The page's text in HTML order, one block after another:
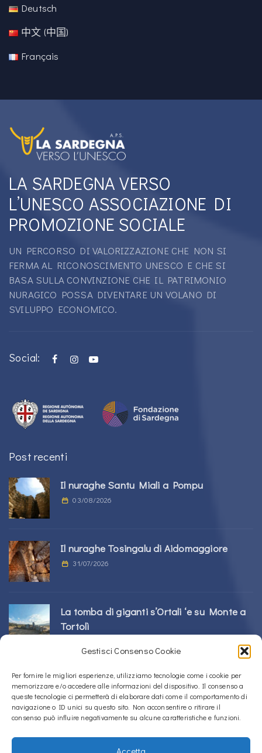
Gestisci Consenso Cookie
Per fornire le migliori esperienze, utilizziamo tecnologie come i cookie per
memorizzare e/o accedere alle informazioni del dispositivo. Il consenso a
queste tecnologie ci permetterà di elaborare dati come il comportamento di
navigazione o ID unici su questo sito. Non acconsentire o ritirare il
consenso può influire negativamente su alcune caratteristiche e funzioni.
Accetta
Deutsch
中文 (中国)
Français
LA SARDEGNA VERSO
L’UNESCO ASSOCIAZIONE DI
PROMOZIONE SOCIALE
UN PERCORSO DI VALORIZZAZIONE CHE NON SI
FERMA AL RICONOSCIMENTO UNESCO E CHE SI
BASA SULLA CONVINZIONE CHE IL PATRIMONIO
NURAGICO POSSA DIVENTARE UN VOLANO DI
SVILUPPO ECONOMICO.
Social:
Post recenti
Il nuraghe Santu Miali a Pompu
03/08/2026
Il nuraghe Tosingalu di Aidomaggiore
31/07/2026
La tomba di giganti s’Ortali ‘e su Monte a
Tortolì
Il nuraghe Perdu Cossu a Norbello
16/07/2026